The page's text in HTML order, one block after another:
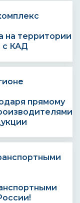
на территории
с КАД
прямому